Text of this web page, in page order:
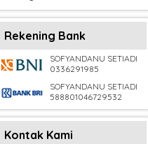
Rekening Bank
SOFYANDANU SETIADI
0336291985
SOFYANDANU SETIADI
588801046729532
Kontak Kami